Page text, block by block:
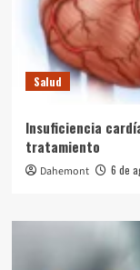
Salud
Insuficiencia
tratamiento
Dahemont 6 de